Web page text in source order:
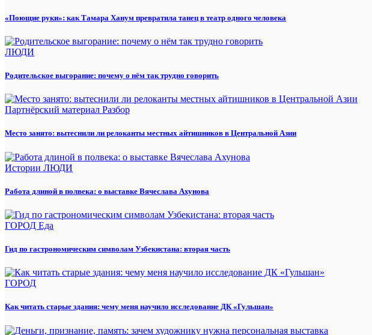
«Поющие руки»: как Тамара Ханум превратила танец в театр одного человека
ЛЮДИ
Родительское выгорание: почему о нём так трудно говорить
Партнёрский материал Разбор
Место занято: вытеснили ли релоканты местных айтишников в Центральной Азии
Истории ЛЮДИ
Работа длиной в полвека: о выставке Вячеслава Ахунова
ГОРОД Еда
Гид по гастрономическим символам Узбекистана: вторая часть
ГОРОД
Как читать старые здания: чему меня научило исследование ДК «Гульшан»